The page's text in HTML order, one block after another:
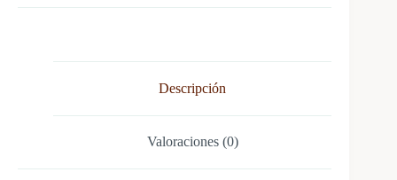
Descripción
Valoraciones (0)